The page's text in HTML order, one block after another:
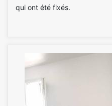
qui ont été fixés.